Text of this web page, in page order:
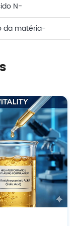
N-
da matéria-